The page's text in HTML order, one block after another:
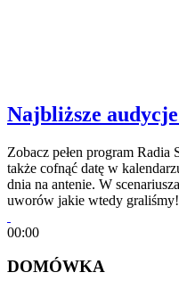
Najbliższe
Zobacz pełen program Radia
także cofnąć datę w
dnia na antenie. W
uworów jakie wtedy graliśmy!
00:00
DOMÓWKA